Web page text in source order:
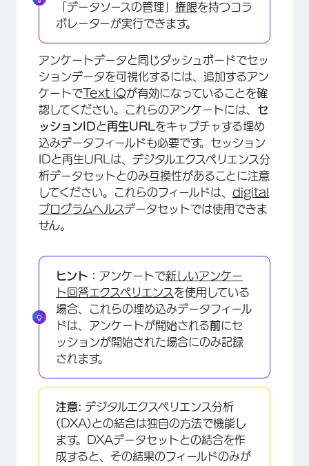
×
×
「データソースの管理」 権限を持つコラ
ボレーターが実行できます。
アンケートデータと同じダッシュボードでセッ
ションデータを可視化するには、追加するアン
ケートでText iQが有効になっていることを確
認してください。これらのアンケートには、 セ
ッションIDと再生URL をキャプチャする埋め
込みデータフィールドも必要です。セッション
IDと再生URLは、デジタルエクスペリエンス分
析データセットとのみ互換性があることに注意
してください。これらのフィールドは、 digital
プログラムヘルスデータセットでは使用できま
せん。
ヒント： アンケートで新しいアンケー
ト回答エクスペリエンス を使用している
場合、これらの埋め込みデータフィール
ドは、アンケートが開始される前にセ
ッションが開始された場合にのみ記録
されます。
注意: デジタルエクスペリエンス分析
(DXA)との結合は独自の方法で機能し
ます。DXAデータセットとの結合を作
成すると、その結果のフィールドのみが